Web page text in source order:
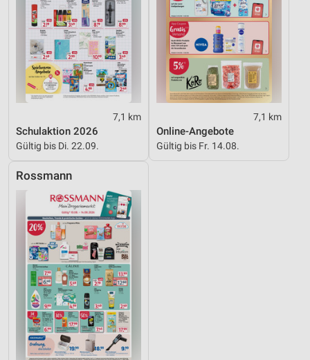
7,1 km
Schulaktion 2026
Gültig bis Di. 22.09.
7,1 km
Online-Angebote
Gültig bis Fr. 14.08.
Rossmann